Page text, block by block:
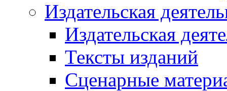
Издательская
Издательская
Тексты изданий
Сценарные